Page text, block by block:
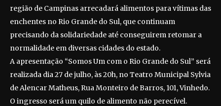
região de Campinas arrecadará alimentos para vítimas das
enchentes no Rio Grande do Sul, que continuam
precisando da solidariedade até conseguirem retomar a
normalidade em diversas cidades do estado.
A apresentação “Somos Um com o Rio Grande do Sul” será
realizada dia 27 de julho, às 20h, no Teatro Municipal Sylvia
de Alencar Matheus, Rua Monteiro de Barros, 101, Vinhedo.
O ingresso será um quilo de alimento não perecível.